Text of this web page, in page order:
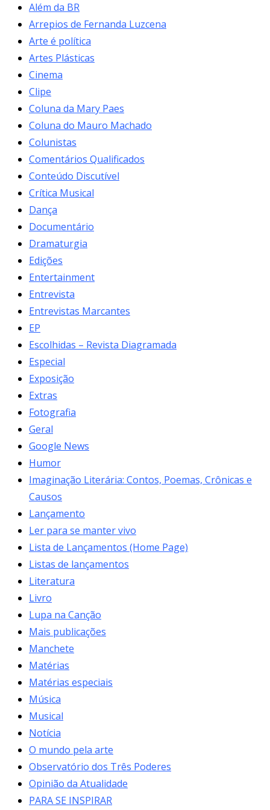
Além da BR
Arrepios de Fernanda Luzcena
Arte é política
Artes Plásticas
Cinema
Clipe
Coluna da Mary Paes
Coluna do Mauro Machado
Colunistas
Comentários Qualificados
Conteúdo Discutível
Crítica Musical
Dança
Documentário
Dramaturgia
Edições
Entertainment
Entrevista
Entrevistas Marcantes
EP
Escolhidas – Revista Diagramada
Especial
Exposição
Extras
Fotografia
Geral
Google News
Humor
Imaginação Literária: Contos, Poemas, Crônicas e
Causos
Lançamento
Ler para se manter vivo
Lista de Lançamentos (Home Page)
Listas de lançamentos
Literatura
Livro
Lupa na Canção
Mais publicações
Manchete
Matérias
Matérias especiais
Música
Musical
Notícia
O mundo pela arte
Observatório dos Três Poderes
Opinião da Atualidade
PARA SE INSPIRAR